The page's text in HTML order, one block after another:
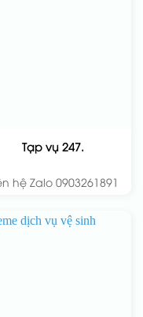
Tạp vụ 247.
hệ Zalo 0903261891